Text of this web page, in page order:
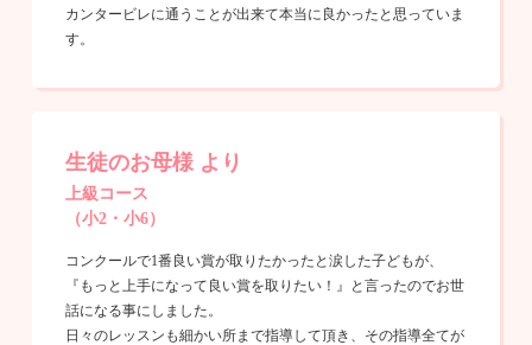
カンタービレに通うことが出来て本当に良かったと思っていま
す。
生徒のお母様 より
上級コース
（小2・小6）
コンクールで1番良い賞が取りたかったと涙した子どもが、
『もっと上手になって良い賞を取りたい！』と言ったのでお世
話になる事にしました。
日々のレッスンも細かい所まで指導して頂き、その指導全てが